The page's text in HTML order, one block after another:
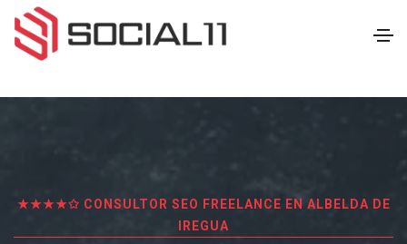
★★★★✩ CONSULTOR SEO FREELANCE EN ALBELDA DE
IREGUA